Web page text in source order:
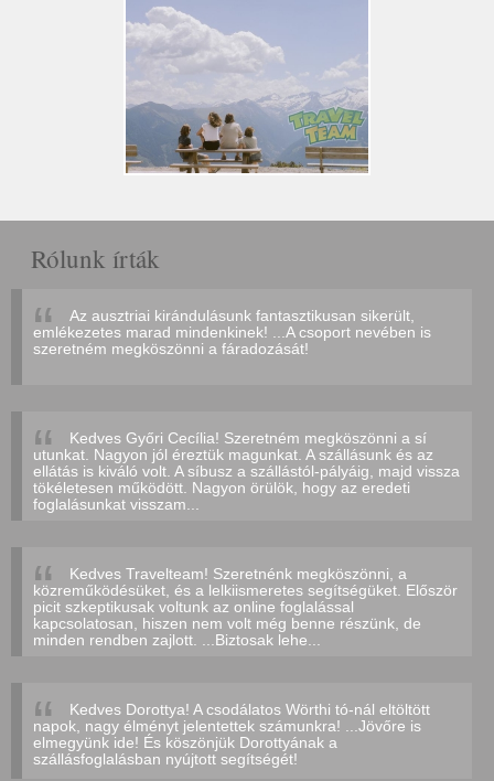
Rólunk írták
Az ausztriai kirándulásunk fantasztikusan sikerült,
emlékezetes marad mindenkinek! ...A csoport nevében is
szeretném megköszönni a fáradozását!
Kedves Győri Cecília! Szeretném megköszönni a sí
utunkat. Nagyon jól éreztük magunkat. A szállásunk és az
ellátás is kiváló volt. A síbusz a szállástól-pályáig, majd vissza
tökéletesen működött. Nagyon örülök, hogy az eredeti
foglalásunkat visszam...
Kedves Travelteam! Szeretnénk megköszönni, a
közreműködésüket, és a lelkiismeretes segítségüket. Először
picit szkeptikusak voltunk az online foglalással
kapcsolatosan, hiszen nem volt még benne részünk, de
minden rendben zajlott. ...Biztosak lehe...
Kedves Dorottya! A csodálatos Wörthi tó-nál eltöltött
napok, nagy élményt jelentettek számunkra! ...Jövőre is
elmegyünk ide! És köszönjük Dorottyának a
szállásfoglalásban nyújtott segítségét!